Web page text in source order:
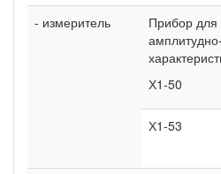
- измеритель
Прибор для
Х1-50
Х1-53